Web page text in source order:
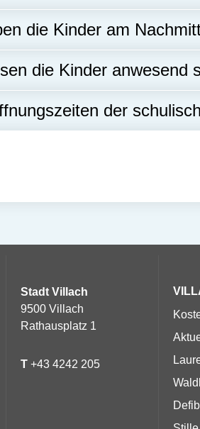
die Kinder am
die Kinder anwesend
der
Stadt Villach
9500 Villach
Rathausplatz 1
T +43 4242 205